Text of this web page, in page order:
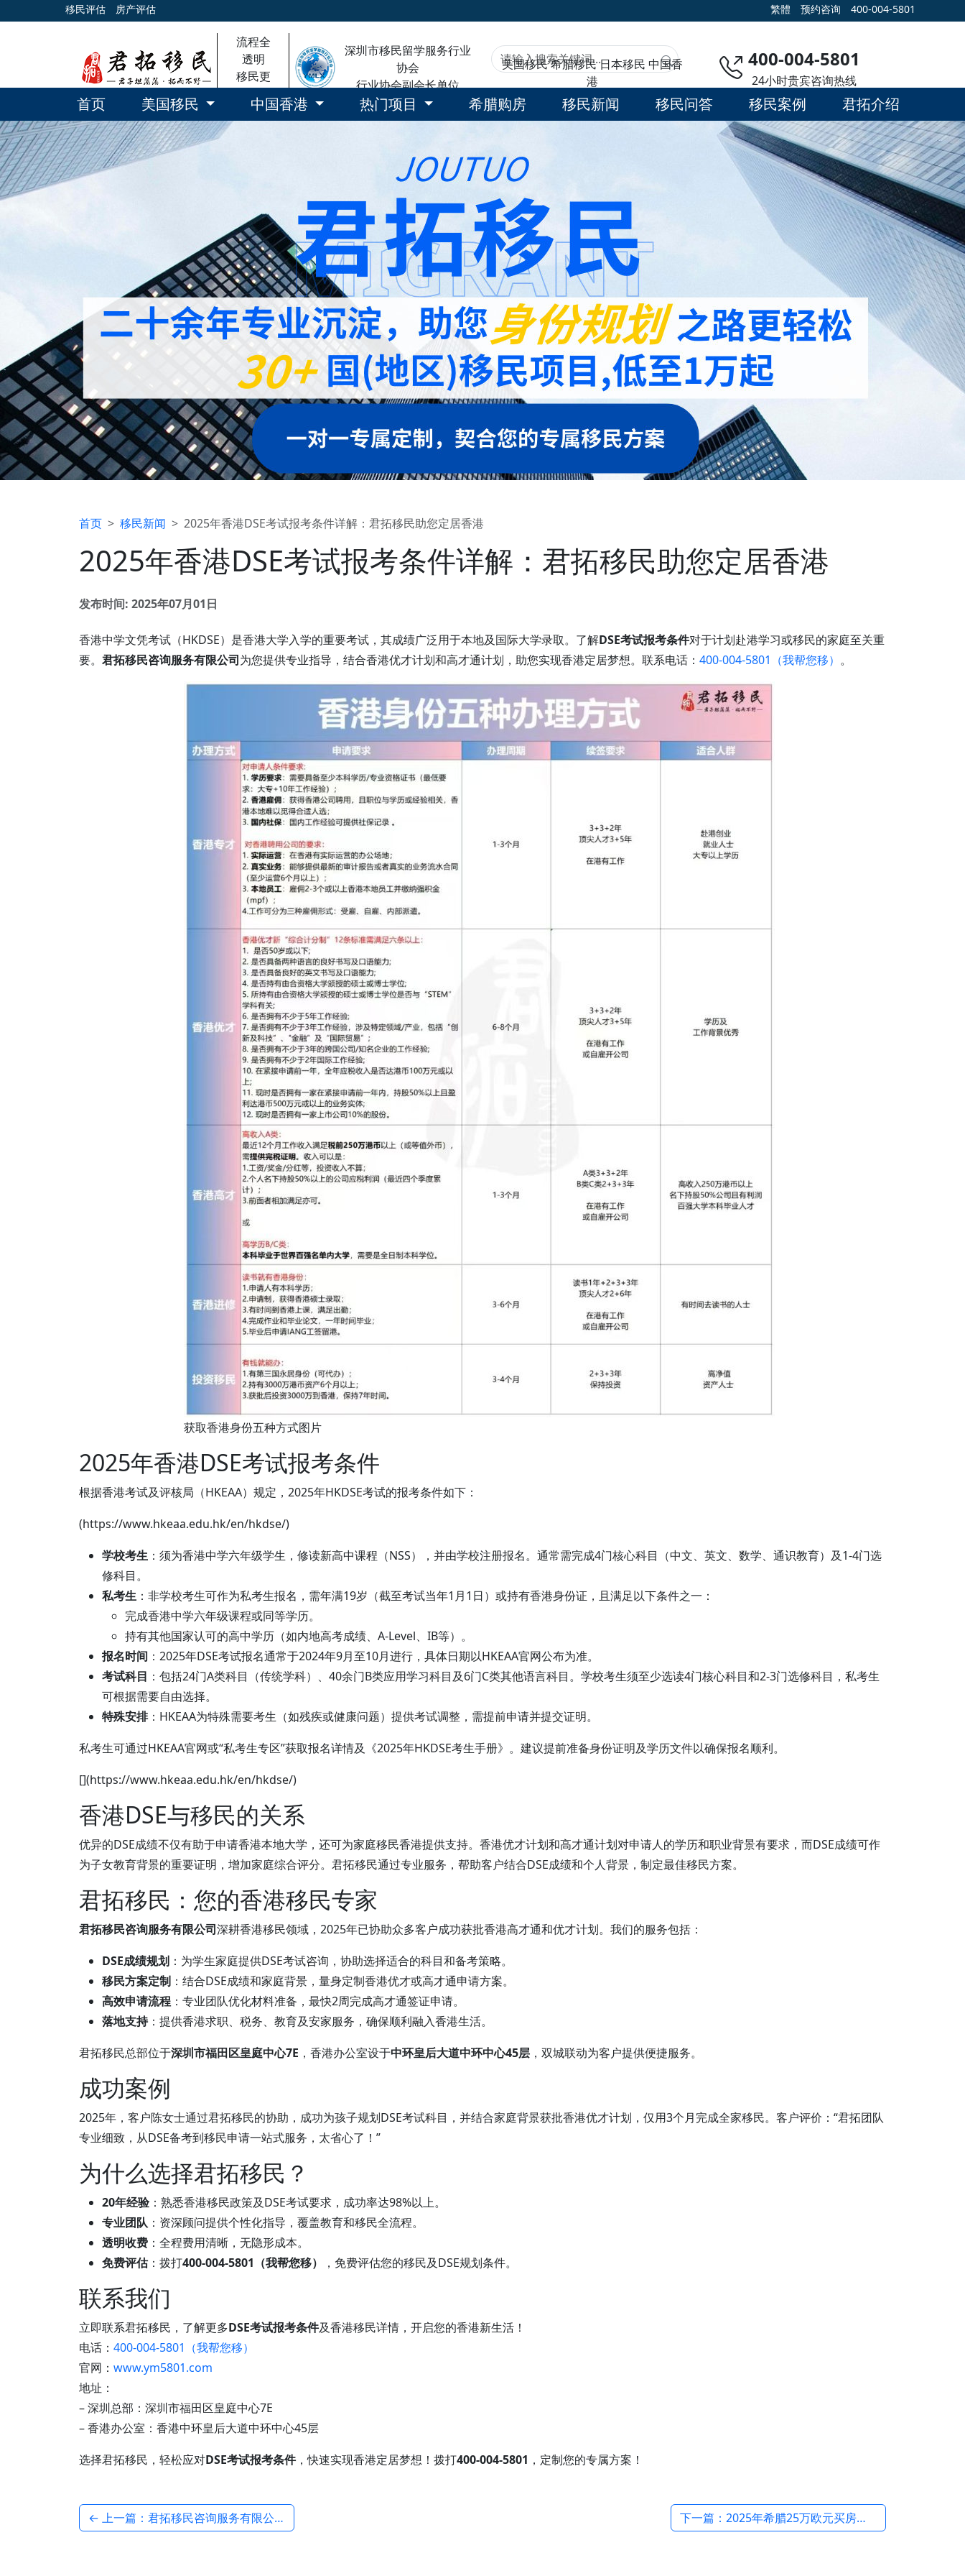
移民评估 房产评估 繁體 预约咨询 400-004-5801
流程全
透明
移民更
放心
深圳市移民留学服务行业
协会
行业协会副会长单位
美国移民希腊移民日本移民 中国香
港
400-004-5801
24小时贵宾咨询热线
首页 美国移民 中国香港 热门项目 希腊购房 移民新闻 移民问答 移民案例 君拓介绍
首页 移民新闻 2025年香港DSE考试报考条件详解：君拓移民助您定居香港
2025年香港DSE考试报考条件详解：君拓移民助您定居香港
发布时间: 2025年07月01日
香港中学文凭考试（HKDSE）是香港大学入学的重要考试，其成绩广泛用于本地及国际大学录取。了解DSE考试报考条件对于计划赴港学习或移民的家庭至关重
要。 君拓移民咨询服务有限公司为您提供专业指导，结合香港优才计划和高才通计划，助您实现香港定居梦想。联系电话： 400-004-5801（我帮您移） 。
获取香港身份五种方式图片
2025年香港DSE考试报考条件
根据香港考试及评核局（HKEAA）规定，2025年HKDSE考试的报考条件如下：
(https://www.hkeaa.edu.hk/en/hkdse/)
学校考生 ：须为香港中学六年级学生，修读新高中课程（NSS），并由学校注册报名。通常需完成4门核心科目（中文、英文、数学、通识教育）及1-4门选
修科目。
私考生 ：非学校考生可作为私考生报名，需年满19岁（截至考试当年1月1日）或持有香港身份证，且满足以下条件之一：
完成香港中学六年级课程或同等学历。
持有其他国家认可的高中学历（如内地高考成绩、A-Level、IB等）。
报名时间 ：2025年DSE考试报名通常于2024年9月至10月进行，具体日期以HKEAA官网公布为准。
考试科目 ：包括24门A类科目（传统学科）、40余门B类应用学习科目及6门C类其他语言科目。学校考生须至少选读4门核心科目和2-3门选修科目，私考生
可根据需要自由选择。
特殊安排：HKEAA为特殊需要考生（如残疾或健康问题）提供考试调整，需提前申请并提交证明。
私考生可通过HKEAA官网或“私考生专区”获取报名详情及《2025年HKDSE考生手册》。建议提前准备身份证明及学历文件以确保报名顺利。
[](https://www.hkeaa.edu.hk/en/hkdse/)
香港DSE与移民的关系
优异的DSE成绩不仅有助于申请香港本地大学，还可为家庭移民香港提供支持。香港优才计划和高才通计划对申请人的学历和职业背景有要求，而DSE成绩可作
为子女教育背景的重要证明，增加家庭综合评分。君拓移民通过专业服务，帮助客户结合DSE成绩和个人背景，制定最佳移民方案。
君拓移民：您的香港移民专家
君拓移民咨询服务有限公司深耕香港移民领域，2025年已协助众多客户成功获批香港高才通和优才计划。我们的服务包括：
DSE成绩规划 ：为学生家庭提供DSE考试咨询，协助选择适合的科目和备考策略。
移民方案定制 ：结合DSE成绩和家庭背景，量身定制香港优才或高才通申请方案。
高效申请流程 ：专业团队优化材料准备，最快2周完成高才通签证申请。
落地支持：提供香港求职、税务、教育及安家服务，确保顺利融入香港生活。
君拓移民总部位于深圳市福田区皇庭中心7E ，香港办公室设于中环皇后大道中环中心45层 ，双城联动为客户提供便捷服务。
成功案例
2025年，客户陈女士通过君拓移民的协助，成功为孩子规划DSE考试科目，并结合家庭背景获批香港优才计划，仅用3个月完成全家移民。客户评价：“君拓团队
专业细致，从DSE备考到移民申请一站式服务，太省心了！”
为什么选择君拓移民？
20年经验：熟悉香港移民政策及DSE考试要求，成功率达98%以上。
专业团队 ：资深顾问提供个性化指导，覆盖教育和移民全流程。
透明收费 ：全程费用清晰，无隐形成本。
免费评估：拨打400-004-5801（我帮您移） ，免费评估您的移民及DSE规划条件。
联系我们
立即联系君拓移民，了解更多DSE考试报考条件及香港移民详情，开启您的香港新生活！
电话： 400-004-5801（我帮您移）
官网： www.ym5801.com
地址：
– 深圳总部：深圳市福田区皇庭中心7E
– 香港办公室：香港中环皇后大道中环中心45层
选择君拓移民，轻松应对DSE考试报考条件，快速实现香港定居梦想！拨打400-004-5801 ，定制您的专属方案！
← 上一篇：君拓移民咨询服务有限公司：口碑好的移民公司，助您畅游全球 下一篇：2025年希腊25万欧元买房移民最新政策：君拓移民助您快速获永居 →